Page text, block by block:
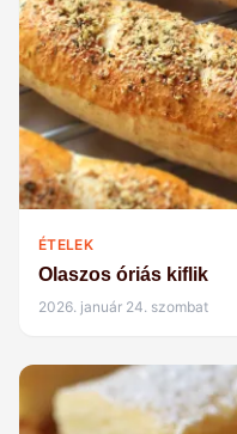
ÉTELEK
Olaszos óriás kiflik
2026. január 24. szombat